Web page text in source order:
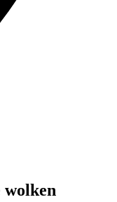
wolken